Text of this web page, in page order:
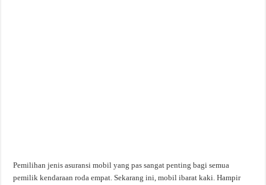
Pemilihan jenis asuransi mobil yang pas sangat penting bagi semua
pemilik kendaraan roda empat. Sekarang ini, mobil ibarat kaki. Hampir